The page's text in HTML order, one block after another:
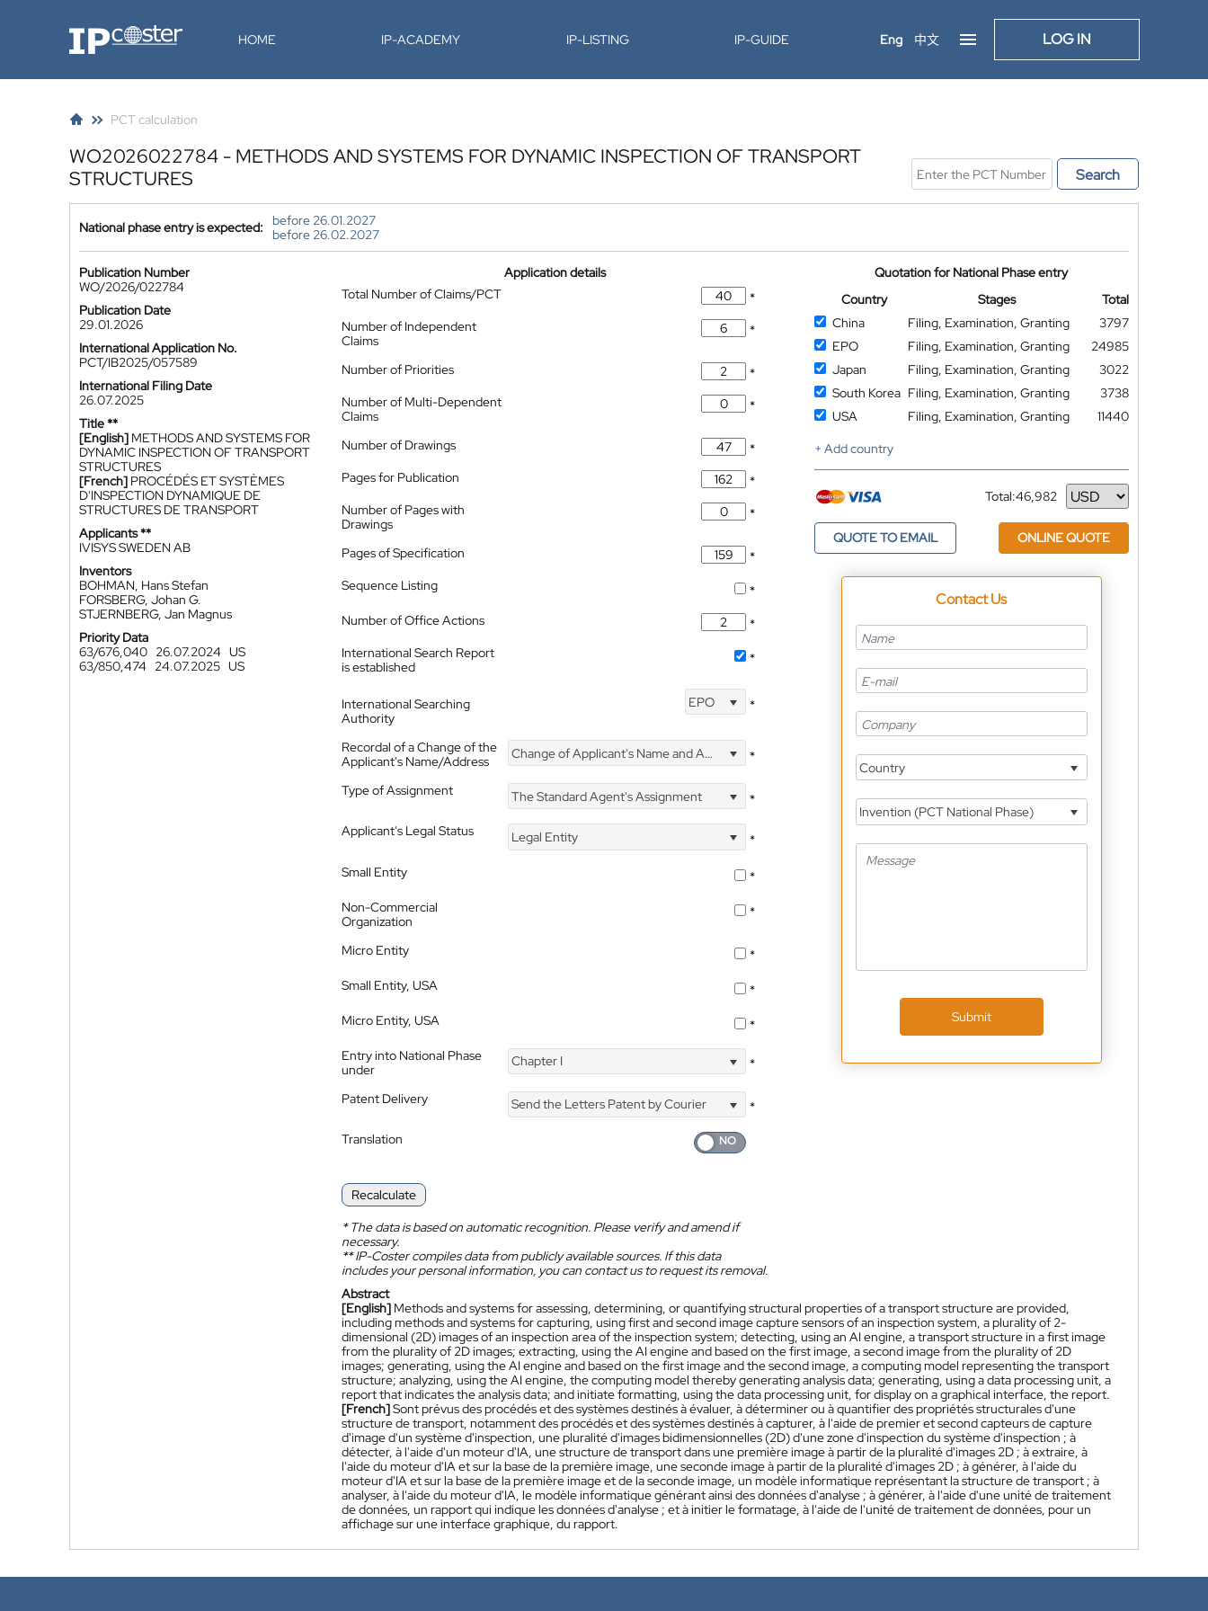
IP-Coster HOME IP-ACADEMY IP-LISTING IP-GUIDE Eng 中文 LOG IN
PCT calculation
WO2026022784 - METHODS AND SYSTEMS FOR DYNAMIC INSPECTION OF TRANSPORT
STRUCTURES
Search
National phase entry is expected:
before 26.01.2027
before 26.02.2027
Publication Number
WO/2026/022784
Publication Date
29.01.2026
International Application No.
PCT/IB2025/057589
International Filing Date
26.07.2025
Title **
[English] METHODS AND SYSTEMS FOR
DYNAMIC INSPECTION OF TRANSPORT
STRUCTURES
[French] PROCÉDÉS ET SYSTÈMES
D'INSPECTION DYNAMIQUE DE
STRUCTURES DE TRANSPORT
Applicants **
IVISYS SWEDEN AB
Inventors
BOHMAN, Hans Stefan
FORSBERG, Johan G.
STJERNBERG, Jan Magnus
Priority Data
63/676,040 26.07.2024 US
63/850,474
24.07.2025 US
Application details
Total Number of Claims/PCT
*
Number of Independent
Claims
*
Number of Priorities
*
Number of Multi-Dependent
Claims
*
Number of Drawings
*
Pages for Publication
*
Number of Pages with
Drawings
*
Pages of Specification
*
Sequence Listing
*
Number of Office Actions
*
International Search Report
is established
*
International Searching
Authority
EPO *
Recordal of a Change of the
Applicant's Name/Address
Change of Applicant's Name and Address *
Type of Assignment The Standard Agent's Assignment
*
Applicant's Legal Status
Legal Entity
*
Small Entity
*
Non-Commercial
Organization
*
Micro Entity
*
Small Entity, USA
*
Micro Entity, USA
*
Entry into National Phase
under
Chapter I *
Patent Delivery Send the Letters Patent by Courier
*
Translation
Recalculate
*The data is based on automatic recognition. Please verify and amend if
necessary.
**IP-Coster compiles data from publicly available sources. If this data
includes your personal information, you can contact us to request its removal.
Quotation for National Phase entry
Country
Stages
Total
China
Filing, Examination, Granting
3797
EPO
Filing, Examination, Granting
24985
Japan
Filing, Examination, Granting
3022
South Korea Filing, Examination, Granting
3738
USA
Filing, Examination, Granting
11440
+ Add country
Total:46,982
Currency
QUOTE TO EMAIL ONLINE QUOTE
Contact Us
Country
Invention (PCT National Phase)
Submit
Abstract
[English] Methods and systems for assessing, determining, or quantifying structural properties of a transport structure are provided,
including methods and systems for capturing, using first and second image capture sensors of an inspection system, a plurality of 2-
dimensional (2D) images of an inspection area of the inspection system; detecting, using an AI engine, a transport structure in a first image
from the plurality of 2D images; extracting, using the AI engine and based on the first image, a second image from the plurality of 2D
images; generating, using the AI engine and based on the first image and the second image, a computing model representing the transport
structure; analyzing, using the AI engine, the computing model thereby generating analysis data; generating, using a data processing unit, a
report that indicates the analysis data; and initiate formatting, using the data processing unit, for display on a graphical interface, the report.
[French]Sont prévus des procédés et des systèmes destinés à évaluer, à déterminer ou à quantifier des propriétés structurales d'une
structure de transport, notamment des procédés et des systèmes destinés à capturer, à l'aide de premier et second capteurs de capture
d'image d'un système d'inspection, une pluralité d'images bidimensionnelles (2D) d'une zone d'inspection du système d'inspection ; à
détecter, à l'aide d'un moteur d'IA, une structure de transport dans une première image à partir de la pluralité d'images 2D ; à extraire, à
l'aide du moteur d'IA et sur la base de la première image, une seconde image à partir de la pluralité d'images 2D ; à générer, à l'aide du
moteur d'IA et sur la base de la première image et de la seconde image, un modèle informatique représentant la structure de transport ; à
analyser, à l'aide du moteur d'IA, le modèle informatique générant ainsi des données d'analyse ; à générer, à l'aide d'une unité de traitement
de données, un rapport qui indique les données d'analyse ; et à initier le formatage, à l'aide de l'unité de traitement de données, pour un
affichage sur une interface graphique, du rapport.